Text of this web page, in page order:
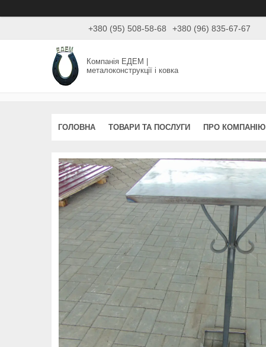
+380 (95) 508-58-68 +380 (96) 835-67-67
Компанія ЕДЕМ |
металоконструкції і ковка
ГОЛОВНА ТОВАРИ ТА ПОСЛУГИ ПРО КОМПАНІЮ